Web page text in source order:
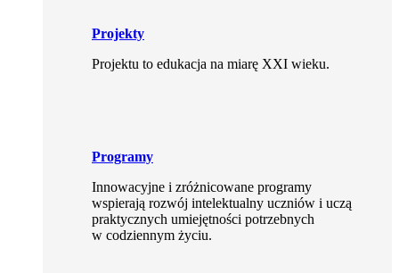
Projekty
Projektu to edukacja na miarę XXI wieku.
Programy
Innowacyjne i zróżnicowane programy
wspierają rozwój intelektualny uczniów i uczą
praktycznych umiejętności potrzebnych
w codziennym życiu.